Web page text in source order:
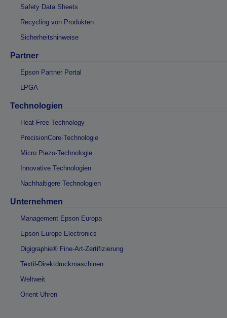
Safety Data Sheets
Recycling von Produkten
Sicherheitshinweise
Partner
Epson Partner Portal
LPGA
Technologien
Heat-Free Technology
PrecisionCore-Technologie
Micro Piezo-Technologie
Innovative Technologien
Nachhaltigere Technologien
Unternehmen
Management Epson Europa
Epson Europe Electronics
Digigraphie® Fine-Art-Zertifizierung
Textil-Direktdruckmaschinen
Weltweit
Orient Uhren